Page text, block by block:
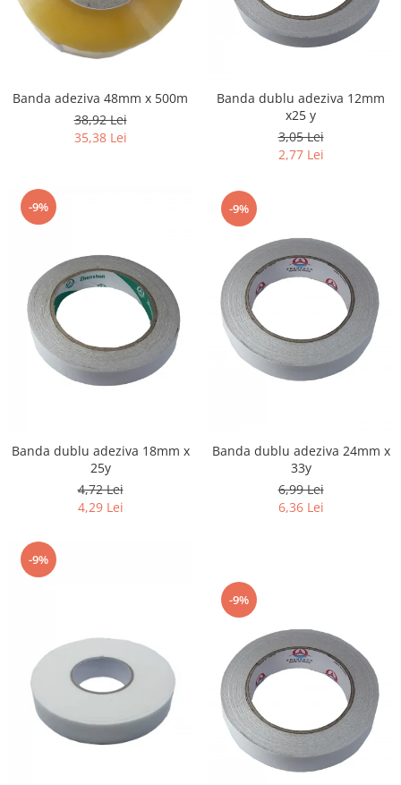
Banda adeziva 48mm x 500m
38,92 Lei
35,38 Lei
Banda dublu adeziva 12mm
x25 y
3,05 Lei
2,77 Lei
-9%
Banda dublu adeziva 18mm x
25y
4,72 Lei
4,29 Lei
-9%
Banda dublu adeziva 24mm x
33y
6,99 Lei
6,36 Lei
-9%
-9%